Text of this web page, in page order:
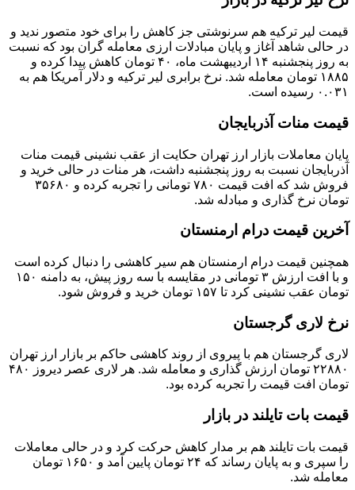
قیمت لیر ترکیه هم سرنوشتی جز کاهش را برای خود متصور ندید و
در حالی شاهد آغاز و پایان مبادلات ارزی معامله گران بود که نسبت
به روز پنجشنبه ۱۴ اردیبهشت ماه، ۴۰ تومان کاهش پیدا کرده و
۱۸۸۵ تومان معامله شد. نرخ برابری لیر ترکیه و دلار آمریکا هم به
۰.۰۳۱ رسیده است.
قیمت منات آذربایجان
پایان معاملات بازار ارز تهران حکایت از عقب نشینی قیمت منات
آذربایجان نسبت به روز پنجشنبه داشت، هر منات در حالی خرید و
فروش شد که افت قیمت ۷۸۰ تومانی را تجربه کرده و ۳۵۶۸۰
تومان نرخ گذاری و مبادله شد.
آخرین قیمت درام ارمنستان
همچنین قیمت درام ارمنستان هم سیر کاهشی را دنبال کرده است
و با افت ارزش ۳ تومانی در مقایسه با سه روز پیش، به دامنه ۱۵۰
تومان عقب نشینی کرد تا ۱۵۷ تومان خرید و فروش شود.
نرخ لاری گرجستان
لاری گرجستان هم با پیروی از روند کاهشی حاکم بر بازار ارز تهران
۲۲۸۸۰ تومان ارزش گذاری و معامله شد. هر لاری عصر دیروز ۴۸۰
تومان افت قیمت را تجربه کرده بود.
قیمت بات تایلند در بازار
قیمت بات تایلند هم بر مدار کاهش حرکت کرد و در حالی معاملات
را سپری و به پایان رساند که ۲۴ تومان پایین آمد و ۱۶۵۰ تومان
معامله شد.